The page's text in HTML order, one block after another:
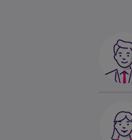
Image
Image